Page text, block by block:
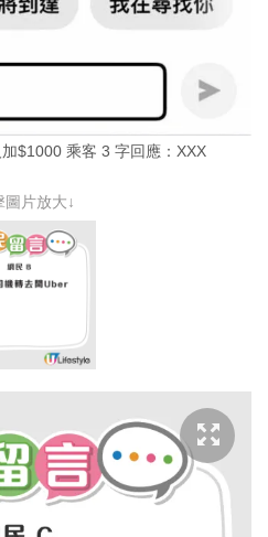
$1000 乘客 3 字回應：XXX
圖片放大↓